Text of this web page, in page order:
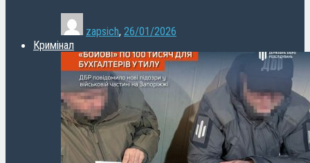
zapsich, 26/01/2026
Кримінал